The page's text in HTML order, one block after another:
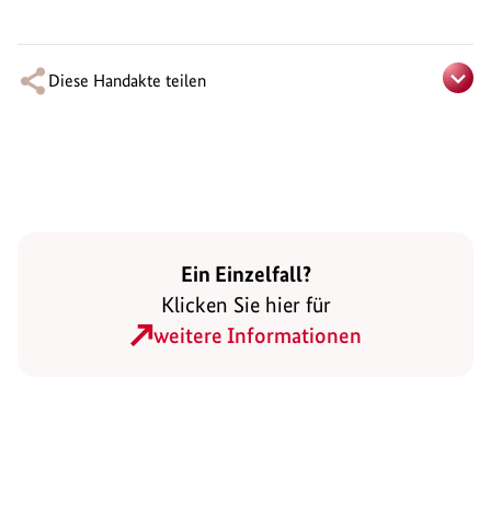
Diese Handakte teilen
Ein Einzelfall?
Klicken Sie hier für
weitere Informationen